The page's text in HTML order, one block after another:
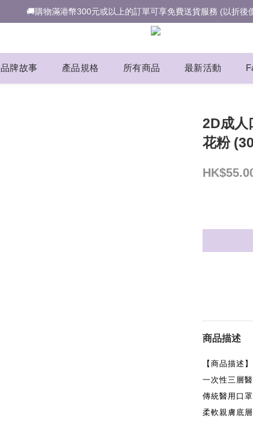
🚚購物滿港幣300元或以上的訂單可享免費送貨服務 (以折後
品牌故事 產品規格 所有商品 最新活動
2D成人
花粉
商品描述
【商品描述】
一次性三層
傳統醫用口
柔軟親膚底